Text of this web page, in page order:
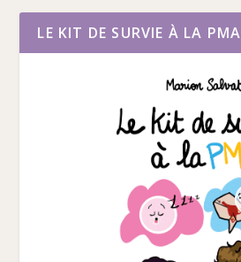
LE KIT DE SURVIE À LA PMA